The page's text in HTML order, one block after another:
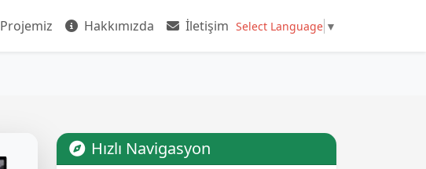
Projemiz Hakkımızda İletişim Select Language ▼
Hızlı Navigasyon